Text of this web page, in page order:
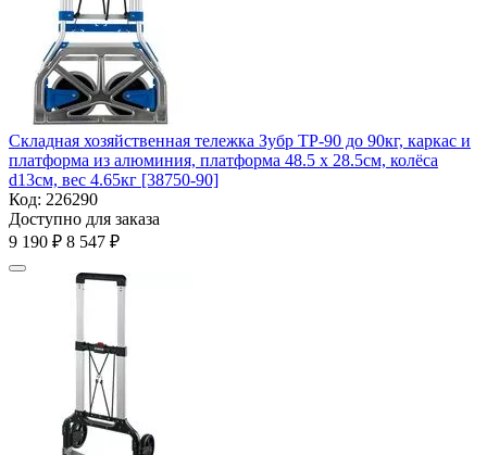
Складная хозяйственная тележка Зубр ТР-90 до 90кг, каркас и
платформа из алюминия, платформа 48.5 х 28.5см, колёса
d13см, вес 4.65кг [38750-90]
Код: 226290
Доступно для заказа
9 190 ₽ 8 547 ₽